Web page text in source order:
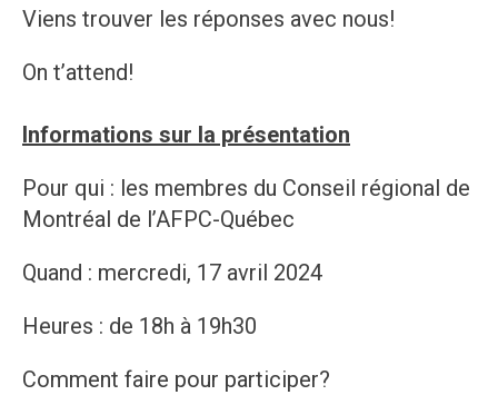
Viens trouver les réponses avec nous!
On t’attend!
Informations sur la présentation
Pour qui : les membres du Conseil régional de
Montréal de l’AFPC-Québec
Quand : mercredi, 17 avril 2024
Heures : de 18h à 19h30
Comment faire pour participer?